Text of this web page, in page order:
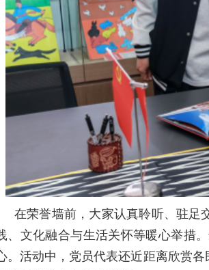
在荣誉墙前，大家认真聆听、驻足
、文化融合与生活关怀等暖心举措
。活动中，党员代表还近距离欣赏